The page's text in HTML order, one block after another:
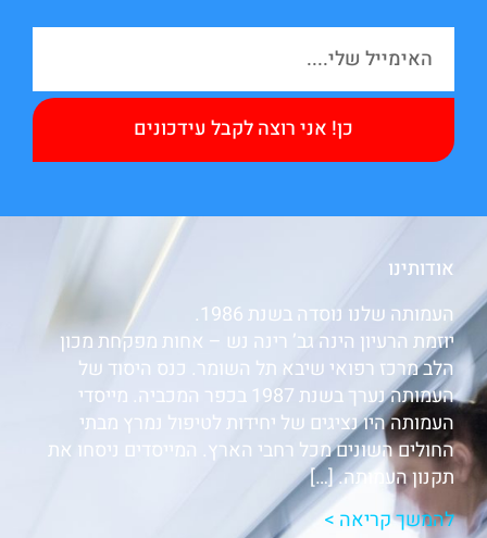
כן! אני רוצה לקבל עידכונים
אודותינו
העמותה שלנו נוסדה בשנת 1986.
יוזמת הרעיון הינה גב’ רינה נש – אחות מפקחת מכון
הלב מרכז רפואי שיבא תל השומר. כנס היסוד של
העמותה נערך בשנת 1987 בכפר המכביה. מייסדי
העמותה היו נציגים של יחידות לטיפול נמרץ מבתי
החולים השונים מכל רחבי הארץ. המייסדים ניסחו את
תקנון העמותה. […]
להמשך קריאה >